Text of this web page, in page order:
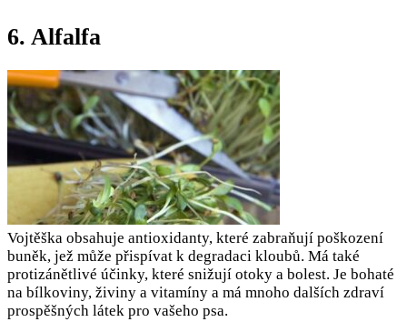
6. Alfalfa
Vojtěška obsahuje antioxidanty, které zabraňují poškození
buněk, jež může přispívat k degradaci kloubů. Má také
protizánětlivé účinky, které snižují otoky a bolest. Je bohaté
na bílkoviny, živiny a vitamíny a má mnoho dalších zdraví
prospěšných látek pro vašeho psa.